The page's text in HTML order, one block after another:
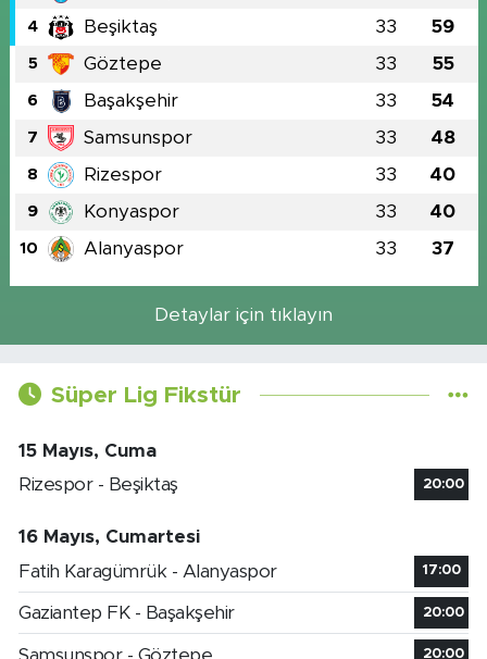
4 Beşiktaş 33 59
5 Göztepe 33 55
6 Başakşehir 33 54
7 Samsunspor 33 48
8 Rizespor 33 40
9 Konyaspor 33 40
10 Alanyaspor 33 37
Detaylar için tıklayın
Süper Lig Fikstür
15 Mayıs, Cuma
Rizespor - Beşiktaş
20:00
16 Mayıs, Cumartesi
Fatih Karagümrük - Alanyaspor
17:00
Gaziantep FK - Başakşehir 20:00
Samsunspor - Göztepe 20:00